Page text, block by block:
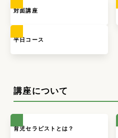
対面講座
平日コース
講座について
育児セラピストとは？